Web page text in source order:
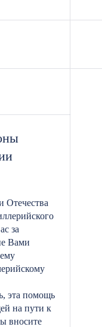
Отечества
за
Вами
эта помощь
на пути к
вносите